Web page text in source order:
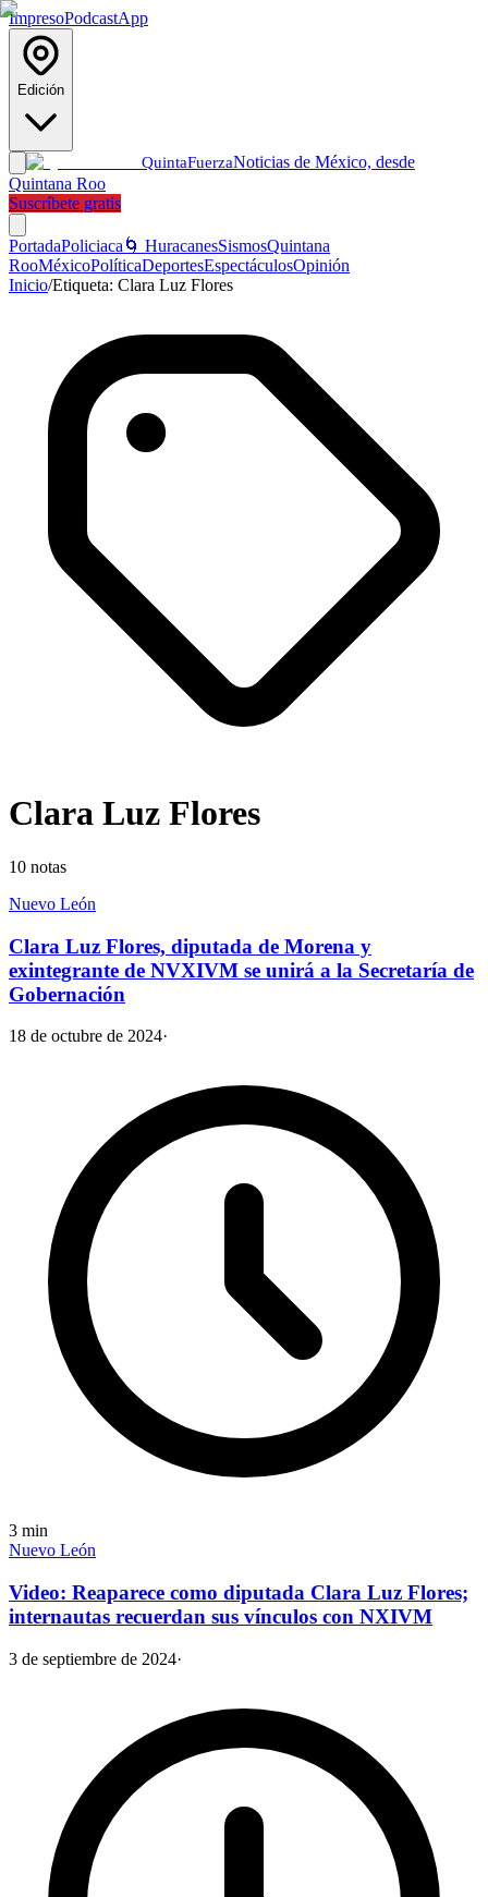
ImpresoPodcastApp
Edición
QuintaFuerzaNoticias de México, desde
Quintana Roo
Suscríbete gratis
PortadaPoliciaca 🌀 HuracanesSismosQuintana
RooMéxicoPolíticaDeportesEspectáculosOpinión
Inicio/Etiqueta: Clara Luz Flores
Clara Luz Flores
10 notas
Nuevo León
Clara Luz Flores, diputada de Morena y
exintegrante de NVXIVM se unirá a la Secretaría de
Gobernación
18 de octubre de 2024·
3 min
Nuevo León
Video: Reaparece como diputada Clara Luz Flores;
internautas recuerdan sus vínculos con NXIVM
3 de septiembre de 2024·